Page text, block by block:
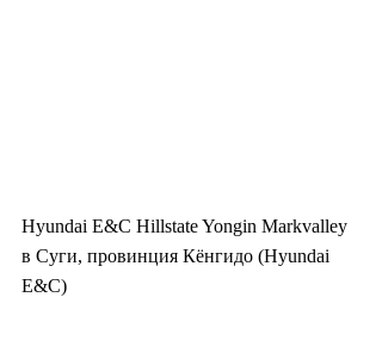
Hyundai E&C Hillstate Yongin Markvalley
в Суги, провинция Кёнгидо (Hyundai
E&C)